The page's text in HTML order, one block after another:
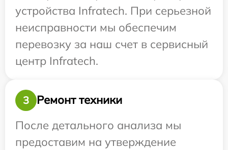
устройства Infratech. При серьезной
неисправности мы обеспечим
перевозку за наш счет в сервисный
центр Infratech.
3
Ремонт техники
После детального анализа мы
предоставим на утверждение